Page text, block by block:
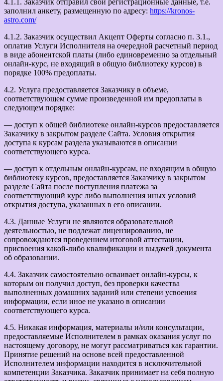
4.1.1. Заказчик отправил свои регистрационные данные, т.е.
заполнил анкету, размещенную по адресу: https://kronos-
astro.com/
4.1.2. Заказчик осуществил Акцепт Оферты согласно п. 3.1.,
оплатив Услуги Исполнителя на очередной расчетный период
в виде абонентской платы (либо единовременно за отдельный
онлайн-курс, не входящий в общую библиотеку курсов) в
порядке 100% предоплаты.
4.2. Услуга предоставляется Заказчику в объеме,
соответствующем сумме произведенной им предоплаты в
следующем порядке:
— доступ к общей библиотеке онлайн-курсов предоставляется
Заказчику в закрытом разделе Сайта. Условия открытия
доступа к курсам раздела указываются в описании
соответствующего курса.
— доступ к отдельным онлайн-курсам, не входящим в общую
библиотеку курсов, предоставляется Заказчику в закрытом
разделе Сайта после поступления платежа за
соответствующий курс либо выполнения иных условий
открытия доступа, указанных в его описании.
4.3. Данные Услуги не являются образовательной
деятельностью, не подлежат лицензированию, не
сопровождаются проведением итоговой аттестации,
присвоения какой-либо квалификации и выдачей документа
об образовании.
4.4. Заказчик самостоятельно осваивает онлайн-курсы, к
которым он получил доступ, без проверки качества
выполненных домашних заданий или степени усвоения
информации, если иное не указано в описании
соответствующего курса.
4.5. Никакая информация, материалы и/или консультации,
предоставляемые Исполнителем в рамках оказания услуг по
настоящему договору, не могут рассматриваться как гарантии.
Принятие решений на основе всей предоставленной
Исполнителем информации находится в исключительной
компетенции Заказчика. Заказчик принимает на себя полную